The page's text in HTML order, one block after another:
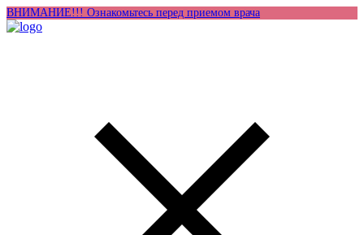
ВНИМАНИЕ!!! Ознакомьтесь перед приемом врача